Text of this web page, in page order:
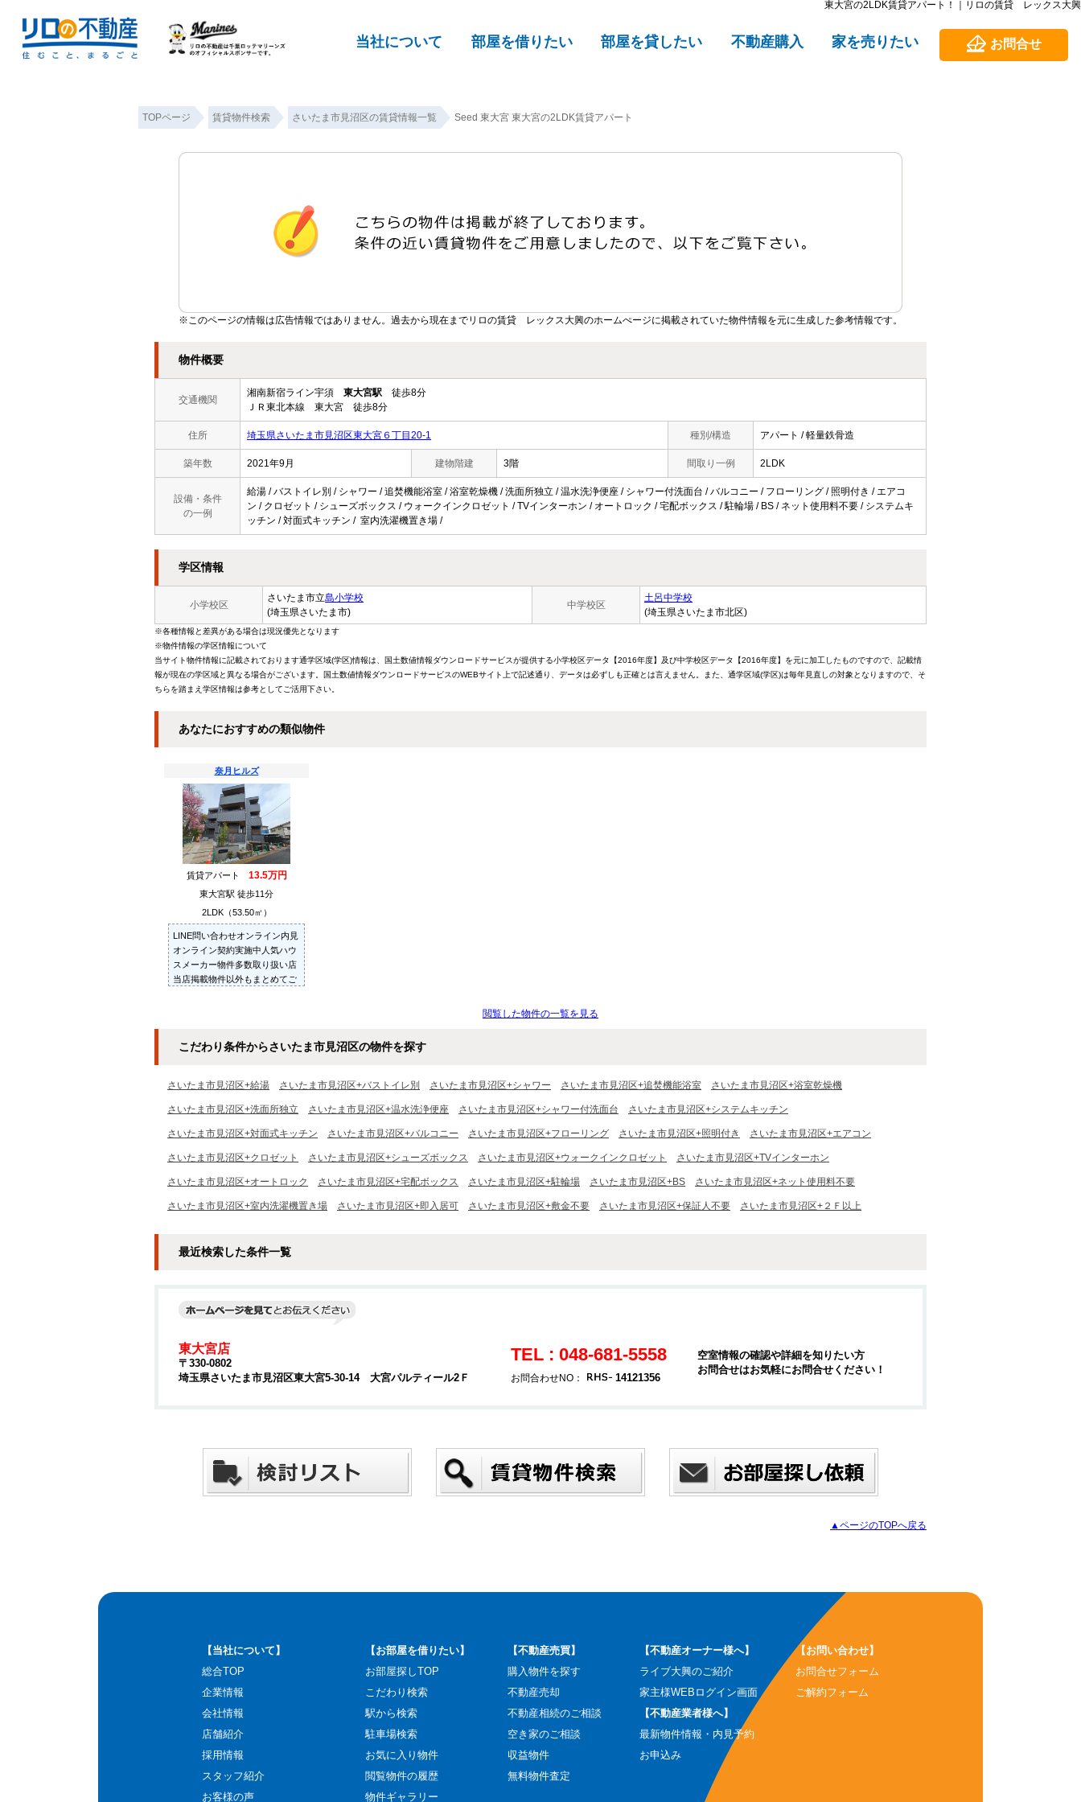
東大宮の2LDK賃貸アパート！｜リロの賃貸 レックス大興
当社について 部屋を借りたい 部屋を貸したい 不動産購入 家を売りたい お問合せ
TOPページ 賃貸物件検索 さいたま市見沼区の賃貸情報一覧 Seed 東大宮 東大宮の2LDK賃貸アパート
※このページの情報は広告情報ではありません。過去から現在までリロの賃貸 レックス大興のホームぺージに掲載されていた物件情報を元に生成した参考情報です。
物件概要
交通機関
湘南新宿ライン宇須 東大宮駅 徒歩8分
ＪＲ東北本線 東大宮 徒歩8分
住所 埼玉県さいたま市見沼区東大宮６丁目20-1 種別/構造 アパート / 軽量鉄骨造
築年数 2021年9月 建物階建 3階 間取り一例 2LDK
設備・条件
の一例
給湯 / バストイレ別 / シャワー / 追焚機能浴室 / 浴室乾燥機 / 洗面所独立 / 温水洗浄便座 / シャワー付洗面台 / バルコニー / フローリング / 照明付き / エアコ
ン / クロゼット / シューズボックス / ウォークインクロゼット / TVインターホン / オートロック / 宅配ボックス / 駐輪場 / BS / ネット使用料不要 / システムキ
ッチン / 対面式キッチン / 室内洗濯機置き場 /
学区情報
小学校区
さいたま市立島小学校
(埼玉県さいたま市)
中学校区
土呂中学校
(埼玉県さいたま市北区)
※各種情報と差異がある場合は現況優先となります
※物件情報の学区情報について
当サイト物件情報に記載されております通学区域(学区)情報は、国土数値情報ダウンロードサービスが提供する小学校区データ【2016年度】及び中学校区データ【2016年度】を元に加工したものですので、記載情
報が現在の学区域と異なる場合がございます。国土数値情報ダウンロードサービスのWEBサイト上で記述通り、データは必ずしも正確とは言えません。また、通学区域(学区)は毎年見直しの対象となりますので、そ
ちらを踏まえ学区情報は参考としてご活用下さい。
あなたにおすすめの類似物件
奈月ヒルズ
賃貸アパート 13.5万円
東大宮駅 徒歩11分
2LDK（53.50㎡）
LINE問い合わせオンライン内見
オンライン契約実施中人気ハウ
スメーカー物件多数取り扱い店
当店掲載物件以外もまとめてご
閲覧した物件の一覧を見る
こだわり条件からさいたま市見沼区の物件を探す
さいたま市見沼区+給湯 さいたま市見沼区+バストイレ別 さいたま市見沼区+シャワー さいたま市見沼区+追焚機能浴室 さいたま市見沼区+浴室乾燥機
さいたま市見沼区+洗面所独立 さいたま市見沼区+温水洗浄便座 さいたま市見沼区+シャワー付洗面台 さいたま市見沼区+システムキッチン
さいたま市見沼区+対面式キッチン さいたま市見沼区+バルコニー さいたま市見沼区+フローリング さいたま市見沼区+照明付き さいたま市見沼区+エアコン
さいたま市見沼区+クロゼット さいたま市見沼区+シューズボックス さいたま市見沼区+ウォークインクロゼット さいたま市見沼区+TVインターホン
さいたま市見沼区+オートロック さいたま市見沼区+宅配ボックス さいたま市見沼区+駐輪場 さいたま市見沼区+BS さいたま市見沼区+ネット使用料不要
さいたま市見沼区+室内洗濯機置き場 さいたま市見沼区+即入居可 さいたま市見沼区+敷金不要 さいたま市見沼区+保証人不要 さいたま市見沼区+２Ｆ以上
最近検索した条件一覧
東大宮店
〒330-0802
埼玉県さいたま市見沼区東大宮5-30-14 大宮パルティール2Ｆ
TEL : 048-681-5558
お問合わせNO： 14121356
空室情報の確認や詳細を知りたい方
お問合せはお気軽にお問合せください！
▲ページのTOPへ戻る
【当社について】
総合TOP
企業情報
会社情報
店舗紹介
採用情報
スタッフ紹介
お客様の声
【お部屋を借りたい】
お部屋探しTOP
こだわり検索
駅から検索
駐車場検索
お気に入り物件
閲覧物件の履歴
物件ギャラリー
【不動産売買】
購入物件を探す
不動産売却
不動産相続のご相談
空き家のご相談
収益物件
無料物件査定
【不動産オーナー様へ】
ライブ大興のご紹介
家主様WEBログイン画面
【不動産業者様へ】
最新物件情報・内見予約
お申込み
【お問い合わせ】
お問合せフォーム
ご解約フォーム